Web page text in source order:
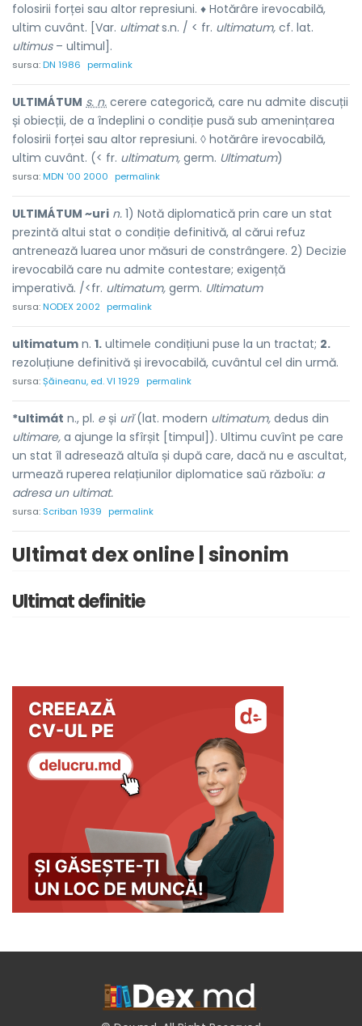
folosirii forței sau altor represiuni. ♦ Hotărâre irevocabilă,
ultim cuvânt. [Var. ultimats.n. / < fr. ultimatum, cf. lat.
ultimus– ultimul].
sursa:DN 1986 permalink
ULTIMÁTUM s. n. cerere categorică, care nu admite discuții
și obiecții, de a îndeplini o condiție pusă sub amenințarea
folosirii forței sau altor represiuni. ◊ hotărâre irevocabilă,
ultim cuvânt. (< fr. ultimatum, germ. Ultimatum)
sursa:MDN '00 2000 permalink
ULTIMÁTUM ~uri n. 1) Notă diplomatică prin care un stat
prezintă altui stat o condiție definitivă, al cărui refuz
antrenează luarea unor măsuri de constrângere. 2) Decizie
irevocabilă care nu admite contestare; exigență
imperativă. /<fr. ultimatum, germ. Ultimatum
sursa:NODEX 2002 permalink
ultimatum n. 1. ultimele condițiuni puse la un tractat; 2.
rezoluțiune definitivă și irevocabilă, cuvântul cel din urmă.
sursa:Șăineanu, ed. VI 1929 permalink
*ultimát n., pl. eși urĭ(lat. modern ultimatum, dedus din
ultimare, a ajunge la sfîrșit [timpul]). Ultimu cuvînt pe care
un stat îl adresează altuĭa și după care, dacă nu e ascultat,
urmează ruperea relațiunilor diplomatice saŭ războĭu: a
adresa un ultimat.
sursa: Scriban 1939 permalink
Ultimat dex online | sinonim
Ultimat definitie